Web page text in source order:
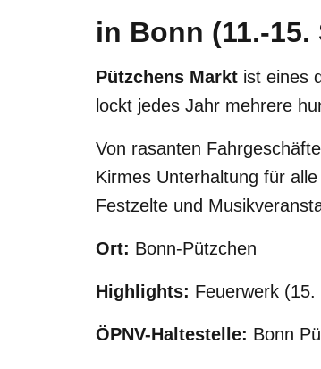
in Bonn (11.-15.
Pützchens Markt ist eines
lockt jedes Jahr mehrere
Von rasanten
Kirmes Unterhaltung für
Festzelte und
Ort: Bonn-Pützchen
Highlights: Feuerwerk
ÖPNV-Haltestelle: Bonn